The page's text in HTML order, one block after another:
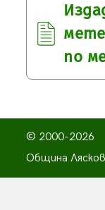
по
© 2000-2026
Община